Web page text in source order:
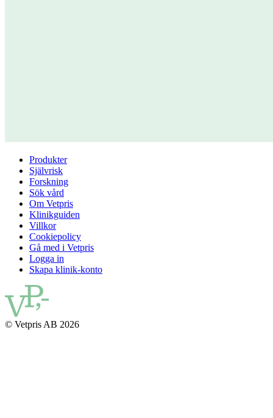
Produkter
Självrisk
Forskning
Sök vård
Om Vetpris
Klinikguiden
Villkor
Cookiepolicy
Gå med i Vetpris
Logga in
Skapa klinik-konto
© Vetpris AB 2026